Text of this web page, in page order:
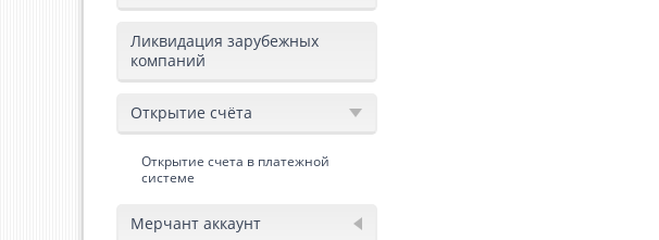
Ликвидация зарубежных
компаний
Открытие счёта
Открытие счета в платежной
системе
Мерчант аккаунт